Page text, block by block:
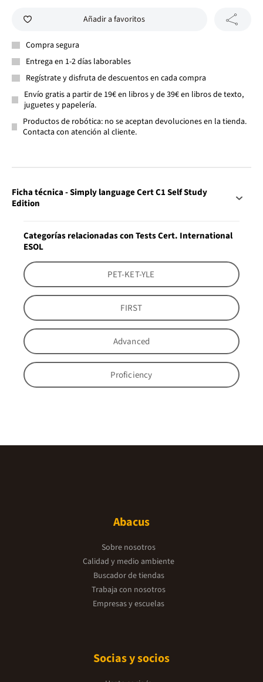
Añadir a favoritos
Compra segura
Entrega en 1-2 días laborables
Regístrate y disfruta de descuentos en cada compra
Envío gratis a partir de 19€ en libros y de 39€ en libros de texto,
juguetes y papelería.
Productos de robótica: no se aceptan devoluciones en la tienda.
Contacta con atención al cliente.
Ficha técnica - Simply language Cert C1 Self Study
Edition
Categorías relacionadas con Tests Cert. International
ESOL
PET-KET-YLE
FIRST
Advanced
Proficiency
Abacus
Sobre nosotros
Calidad y medio ambiente
Buscador de tiendas
Trabaja con nosotros
Empresas y escuelas
Socias y socios